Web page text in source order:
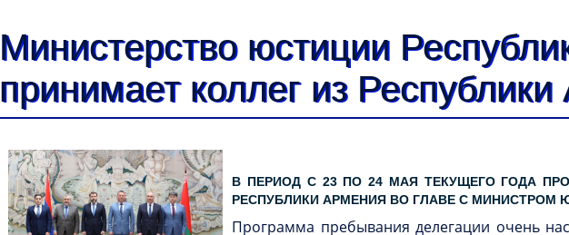
Министерство юстиции
принимает коллег из
В ПЕРИОД С 23 ПО 24 МАЯ ТЕКУЩЕГО ГОДА
РЕСПУБЛИКИ АРМЕНИЯ ВО ГЛАВЕ С МИНИСТРОМ
Программа пребывания делегации очень